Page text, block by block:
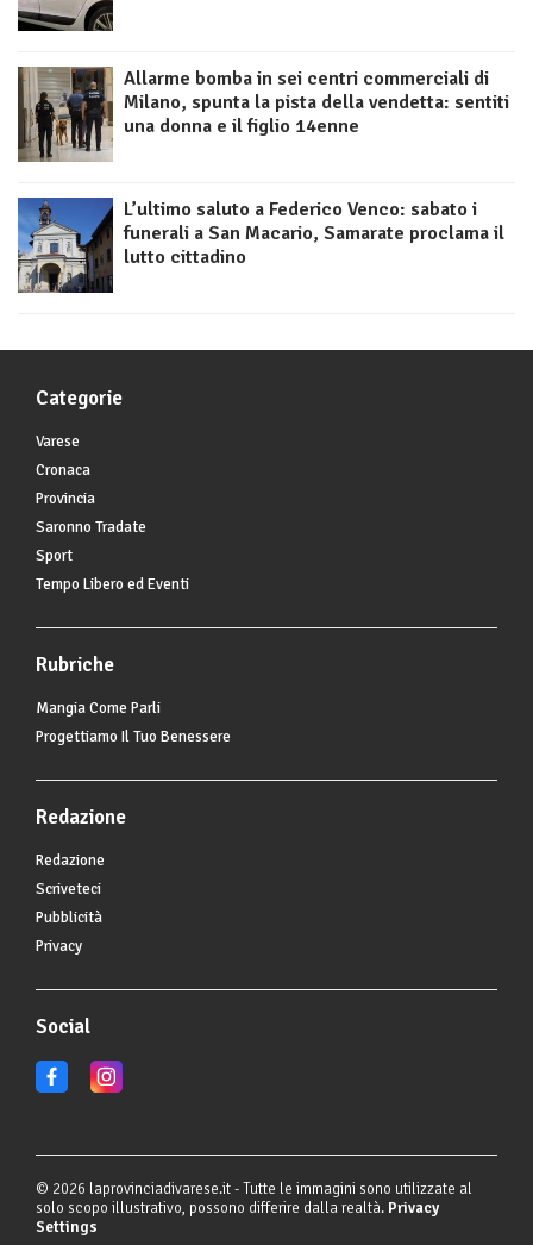
Allarme bomba in sei centri commerciali di
Milano, spunta la pista della vendetta: sentiti
una donna e il figlio 14enne
L’ultimo saluto a Federico Venco: sabato i
funerali a San Macario, Samarate proclama il
lutto cittadino
Categorie
Varese
Cronaca
Provincia
Saronno Tradate
Sport
Tempo Libero ed Eventi
Rubriche
Mangia Come Parli
Progettiamo Il Tuo Benessere
Redazione
Redazione
Scriveteci
Pubblicità
Privacy
Social
© 2026 laprovinciadivarese.it - Tutte le immagini sono utilizzate al
solo scopo illustrativo, possono differire dalla realtà. Privacy
Settings